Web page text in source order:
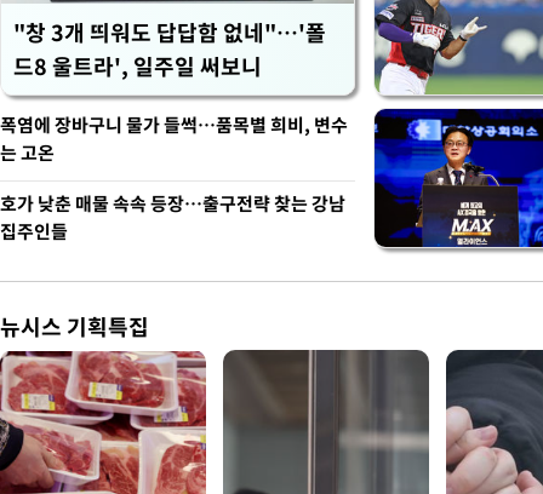
"창 3개 띄워도 답답함 없네"…'폴
드8 울트라', 일주일 써보니
폭염에 장바구니 물가 들썩…품목별 희비, 변수
는 고온
호가 낮춘 매물 속속 등장…출구전략 찾는 강남
집주인들
뉴시스 기획특집